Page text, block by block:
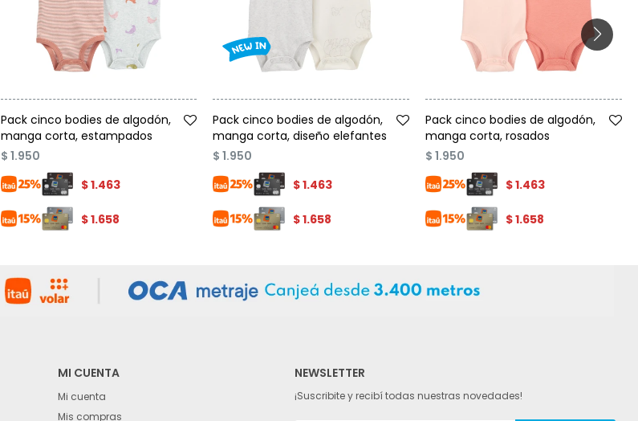
Pack cinco bodies de algodón,
manga corta, estampados
$ 1.950
$1.463
$1.658
Pack cinco bodies de algodón,
manga corta, diseño elefantes
$ 1.950
$1.463
$1.658
Pack cinco bodies de algodón,
manga corta, rosados
$ 1.950
$1.463
$1.658
MI CUENTA
Mi cuenta
Mis compras
NEWSLETTER
¡Suscribite y recibí todas nuestras novedades!